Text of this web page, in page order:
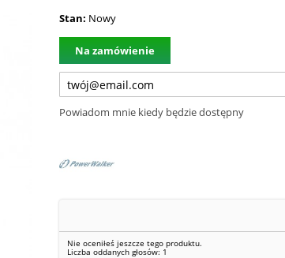
Stan: Nowy
Na zamówienie
Powiadom mnie kiedy będzie dostępny
Nie oceniłeś jeszcze tego produktu.
Liczba oddanych głosów: 1